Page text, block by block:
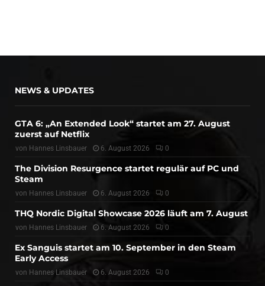
NEWS & UPDATES
GTA 6: „An Extended Look“ startet am 27. August
zuerst auf Netflix
von Hannes Linsbauer 6. August 2026 0
The Division Resurgence startet regulär auf PC und
Steam
von Hannes Linsbauer 6. August 2026 0
THQ Nordic Digital Showcase 2026 läuft am 7. August
von Hannes Linsbauer 6. August 2026 0
Ex Sanguis startet am 10. September in den Steam
Early Access
von Hannes Linsbauer 6. August 2026 0